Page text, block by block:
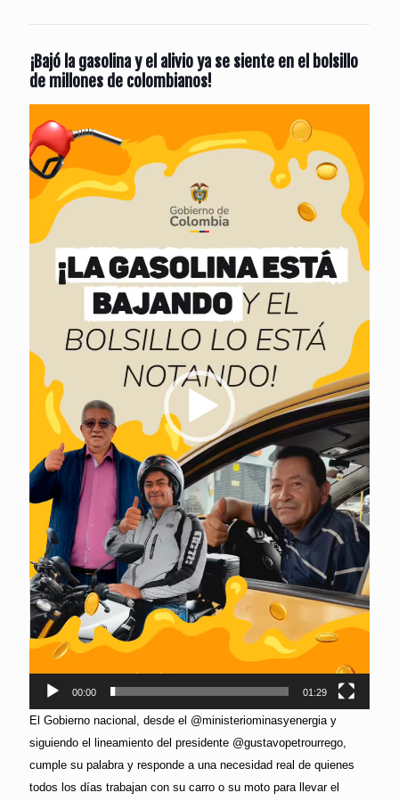
¡Bajó la gasolina y el alivio ya se siente en el bolsillo
de millones de colombianos!
de
vídeo
00:00 01:29
El Gobierno nacional, desde el @ministeriominasyenergia y
siguiendo el lineamiento del presidente @gustavopetrourrego,
cumple su palabra y responde a una necesidad real de quienes
todos los días trabajan con su carro o su moto para llevar el